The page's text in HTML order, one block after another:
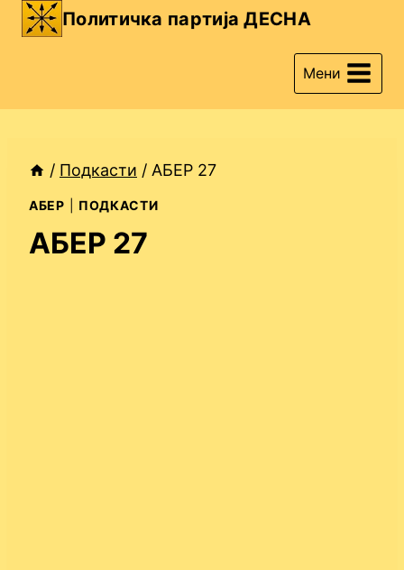
Skip
Политичка партија ДЕСНА
Мени
/ Подкасти / АБЕР 27
АБЕР ПОДКАСТИ
АБЕР 27